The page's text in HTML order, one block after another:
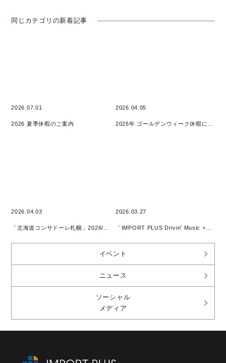
同じカテゴリの新着記事
2026.07.01
2026 夏季休暇のご案内
2026.04.05
2026.04.03 2026.03.27
イベント
ニュース
ソーシャル
メディア